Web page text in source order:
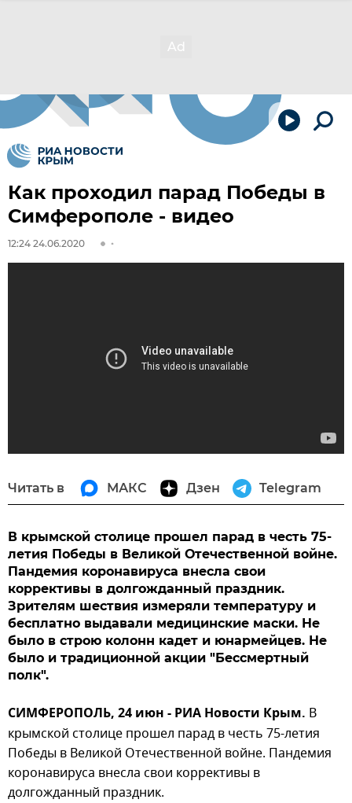
Как проходил парад Победы в
Симферополе - видео
12:24 24.06.2020
Читать в МАКС Дзен Telegram
В крымской столице прошел парад в честь 75-
летия Победы в Великой Отечественной войне.
Пандемия коронавируса внесла свои
коррективы в долгожданный праздник.
Зрителям шествия измеряли температуру и
бесплатно выдавали медицинские маски. Не
было в строю колонн кадет и юнармейцев. Не
было и традиционной акции "Бессмертный
полк".
СИМФЕРОПОЛЬ, 24 июн - РИА Новости Крым. В
крымской столице прошел парад в честь 75-летия
Победы в Великой Отечественной войне. Пандемия
коронавируса внесла свои коррективы в
долгожданный праздник.